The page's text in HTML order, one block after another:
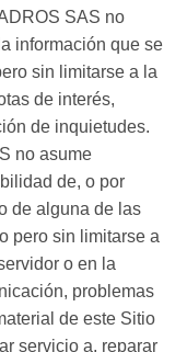
SAS no
información que se
sin limitarse a la
de interés,
de inquietudes.
no asume
de, o por
de alguna de las
pero sin limitarse a
o en la
problemas
de este Sitio
servicio a, reparar